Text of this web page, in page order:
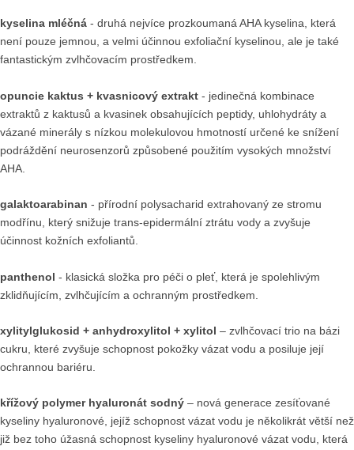
kyselina mléčná - druhá nejvíce prozkoumaná AHA kyselina, která
není pouze jemnou, a velmi účinnou exfoliační kyselinou, ale je také
fantastickým zvlhčovacím prostředkem.
opuncie kaktus + kvasnicový extrakt - jedinečná kombinace
extraktů z kaktusů a kvasinek obsahujících peptidy, uhlohydráty a
vázané minerály s nízkou molekulovou hmotností určené ke snížení
podráždění neurosenzorů způsobené použitím vysokých množství
AHA.
galaktoarabinan - přírodní polysacharid extrahovaný ze stromu
modřínu, který snižuje trans-epidermální ztrátu vody a zvyšuje
účinnost kožních exfoliantů.
panthenol - klasická složka pro péči o pleť, která je spolehlivým
zklidňujícím, zvlhčujícím a ochranným prostředkem.
xylitylglukosid + anhydroxylitol + xylitol – zvlhčovací trio na bázi
cukru, které zvyšuje schopnost pokožky vázat vodu a posiluje její
ochrannou bariéru.
křížový polymer hyaluronát sodný – nová generace zesíťované
kyseliny hyaluronové, jejíž schopnost vázat vodu je několikrát větší než
již bez toho úžasná schopnost kyseliny hyaluronové vázat vodu, která